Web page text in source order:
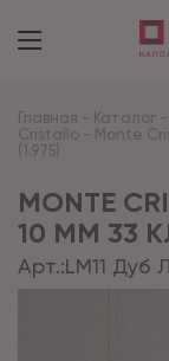
Главная - Каталог -
Cristallo - Monte
(1.975)
MONTE
10 ММ 33
Арт.:LM11 Дуб